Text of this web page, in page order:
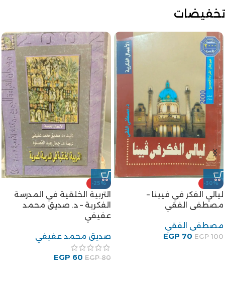
تخفيضات
-17%
كتاب الظرفاء للكاتب محمود
السعدني
محمود السعدني
EGP90
EGP75
-29%
رواية أم العروسة للكاتب
عبدالحميد جودة السحار
عبدالحميد جودة السحار
EGP85
EGP60